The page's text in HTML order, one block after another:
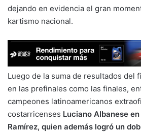
dejando en evidencia el gran
kartismo nacional.
Luego de la suma de resultados del
en las prefinales como las finales,
campeones latinoamericanos
costarricenses Luciano Albanese
Ramírez, quien además logró un